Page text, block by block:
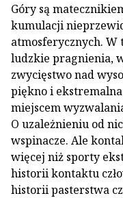
Góry są
kumulacji
atmosferycznych.
ludzkie pragnienia,
zwycięstwo nad
piękno i ekstremalna
miejscem
O uzależnieniu od
wspinacze. Ale
więcej niż sporty
historii kontaktu
historii pasterstwa